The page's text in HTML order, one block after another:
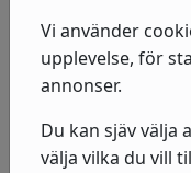
Pris från
6 färger
Vi använder
upplevelse, för
annonser.
Du kan sjäv välja
välja vilka du vill